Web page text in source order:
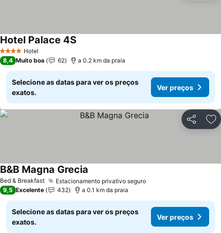
4 EstrelasHotel
Hotel Palace 4S
8,4 Muito boa 62 a 0.2 km da praia
Selecione as datas para ver os preços
exatos.
Ver preços
Partilhar
Bed & Breakfast Estacionamento privativo seguro
B&B Magna Grecia
9,5 Excelente 432 a 0.1 km da praia
Selecione as datas para ver os preços
exatos.
Ver preços